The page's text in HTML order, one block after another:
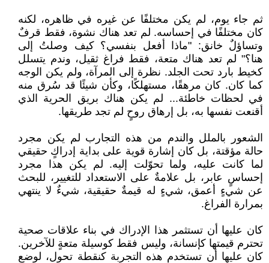
ثم جاء يوم، لم يكن مختلفًا عن غيره في ظاهره، لكنه
كان مختلفًا في إحساسه. لم تعد هناك نشوة، فقط قرفٌ
وتساؤلٌ خانق: "ماذا أفعل بنفسي؟ كيف وصلتُ إلى
هنا؟" لم تعد هناك متعة، فقط فراغ ثقيل، وندم يتسلل
كخيط بارد تحت الجلد. نظرة إلى المرآة، ولم يكن الوجه
كما كان. كان مرهقًا، مستهلكًا، وكأن شيئًا قد سُرق منه
في لحظات خاطئة... لم يكن هناك بريق الحرية الذي
أقنعت نفسها به، بل إرهاق روحٍ لم تجد طريقها.
الشعور بالملل والندم من هذه التجارب لم يكن مجرد
حالة مؤقتة، بل كان إشارة قوية على بداية إدراكٍ حقيقي
لما كانت عليه، ولما تحوّلت إليه. لم يكن هذا مجرد
إحساسٍ عابر، بل علامةٌ على الاستعداد للتغيير، للبحث
عن شيءٍ أعمق، شيءٍ له قيمةٌ حقيقية، شيءٌ لا ينتهي
بمرارة الفراغ.
كان عليها أن تستثمر هذا الإدراك في بناء علاقات صحية
تحترم قيمتها كإنسانة، وليس فقط كوسيلة متعةٍ للآخرين.
كان عليها أن تستخدم هذه التجربة كنقطة تحول، لوضع